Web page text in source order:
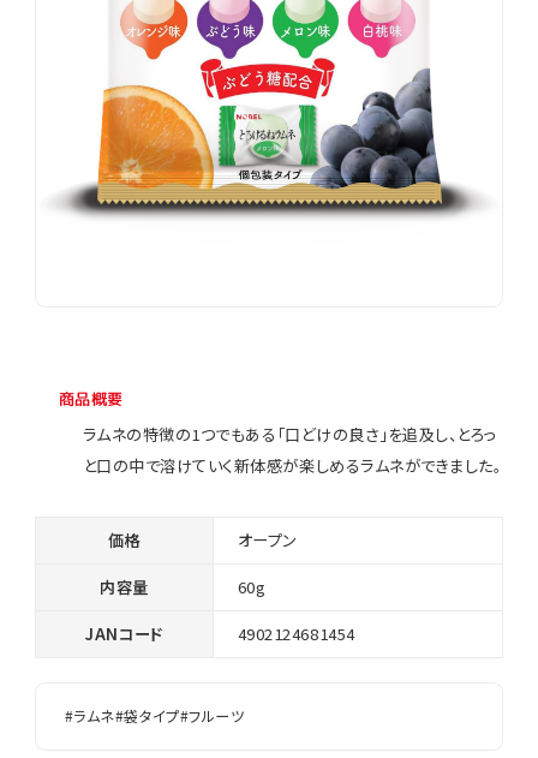
商品概要
ラムネの特徴の1つでもある「口どけの良さ」を追及し、とろっ
と口の中で溶けていく新体感が楽しめるラムネができました。
価格 オープン
内容量 60g
JANコード 4902124681454
#ラムネ#袋タイプ#フルーツ